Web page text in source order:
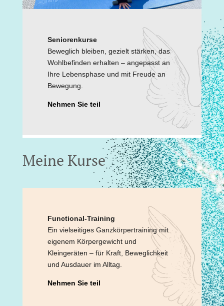
Seniorenkurse
Beweglich bleiben, gezielt stärken, das
Wohlbefinden erhalten – angepasst an
Ihre Lebensphase und mit Freude an
Bewegung.
Nehmen Sie teil
Meine Kurse
Functional-Training
Ein vielseitiges Ganzkörpertraining mit
eigenem Körpergewicht und
Kleingeräten – für Kraft, Beweglichkeit
und Ausdauer im Alltag.
Nehmen Sie teil